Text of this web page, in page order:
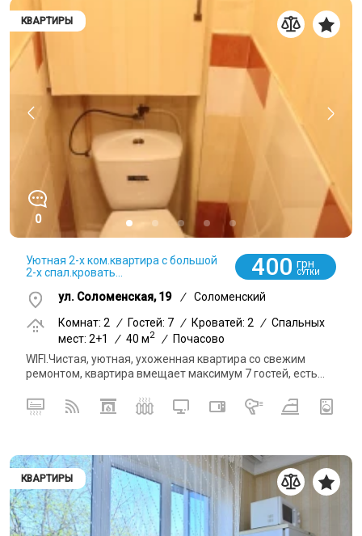
КВАРТИРЫ
0
Уютная 2-х ком.квартира с большой
2-х спал.кровать...
400 грн
СУТКИ
ул. Соломенская, 19 /
Соломенский
Комнат: 2
/ Гостей: 7 / Кроватей: 2 / Спальных
мест: 2+1
/ 40 м2 / Почасово
WIFI.Чистая, уютная, ухоженная квартира со свежим
ремонтом, квартира вмещает максимум 7 гостей, есть...
КВАРТИРЫ